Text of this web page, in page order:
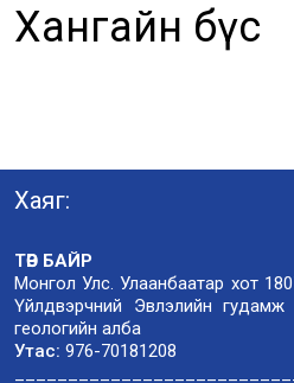
Хангайн бүс
Хаяг:
ТӨВ БАЙР
Монгол Улс. Улаанбаатар хот
Үйлдвэрчний Эвлэлийн
геологийн алба
Утас: 976-70181208